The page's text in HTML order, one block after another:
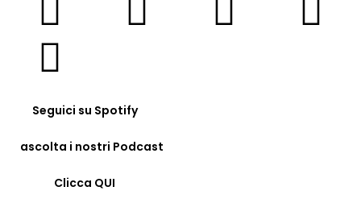
Seguici su Spotify
ascolta i nostri Podcast
Clicca QUI